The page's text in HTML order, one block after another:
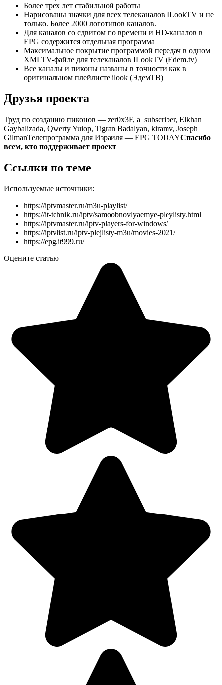
Более трех лет стабильной работы
Нарисованы значки для всех телеканалов ILookTV и не
только. Более 2000 логотипов каналов.
Для каналов со сдвигом по времени и HD-каналов в
EPG содержится отдельная программа
Максимальное покрытие программой передач в одном
XMLTV-файле для телеканалов ILookTV (Edem.tv)
Все каналы и пиконы названы в точности как в
оригинальном плейлисте ilook (ЭдемТВ)
Друзья проекта
Труд по созданию пиконов — zer0x3F, a_subscriber, Elkhan
Gaybalizada, Qwerty Yuiop, Tigran Badalyan, kiramv, Joseph
GilmanТелепрограмма для Израиля — EPG TODAYСпасибо
всем, кто поддерживает проект
Ссылки по теме
Используемые источники:
https://iptvmaster.ru/m3u-playlist/
https://it-tehnik.ru/iptv/samoobnovlyaemye-pleylisty.html
https://iptvmaster.ru/iptv-players-for-windows/
https://iptvlist.ru/iptv-plejlisty-m3u/movies-2021/
https://epg.it999.ru/
Оцените статью